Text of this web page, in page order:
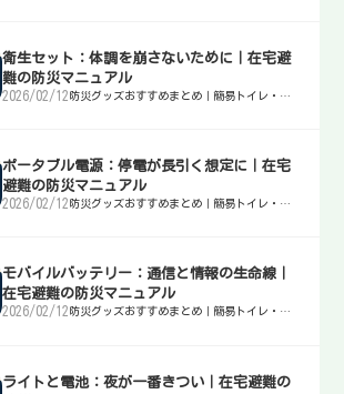
衛生セット：体調を崩さないために｜在宅避
難の防災マニュアル
2026/02/12 防災グッズおすすめまとめ｜簡易トイレ・
ポータブル電源：停電が長引く想定に｜在宅
避難の防災マニュアル
2026/02/12 防災グッズおすすめまとめ｜簡易トイレ・
モバイルバッテリー：通信と情報の生命線｜
在宅避難の防災マニュアル
2026/02/12 防災グッズおすすめまとめ｜簡易トイレ・
ライトと電池：夜が一番きつい｜在宅避難の